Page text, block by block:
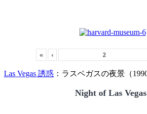
« ‹
Las Vegas 誘惑 ：ラスベガスの夜景（
Night of Las Vegas